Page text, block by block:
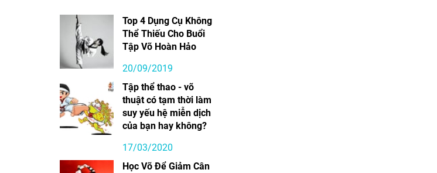
Top 4 Dụng Cụ Không
Thể Thiếu Cho Buổi
Tập Võ Hoàn Hảo
20/09/2019
Tập thể thao - võ
thuật có tạm thời làm
suy yếu hệ miễn dịch
của bạn hay không?
17/03/2020
Học Võ Để Giảm Cân